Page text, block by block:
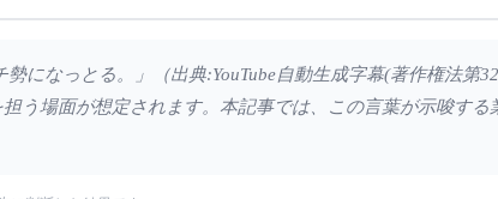
勢になっとる。」（出典:YouTube自動生成字幕(著作権法
う場面が想定されます。本記事では、この言葉が示唆す